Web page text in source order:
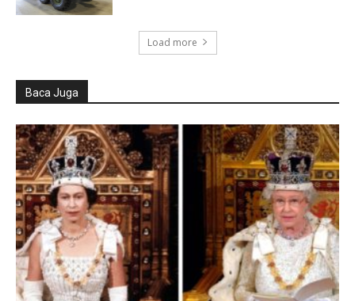
Load more
Baca Juga